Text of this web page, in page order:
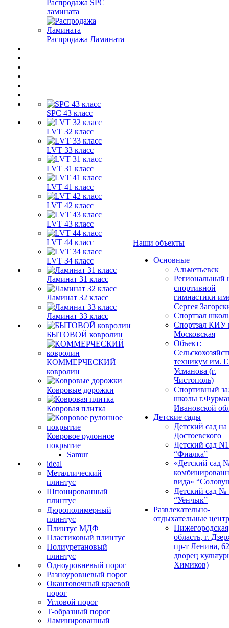
Распродажа SPC
ламината
Распродажа Ламината
SPC 43 класс
LVT 32 класс
LVT 33 класс
LVT 31 класс
LVT 41 класс
LVT 42 класс
LVT 43 класс
LVT 44 класс
LVT 34 класс
Ламинат 31 класс
Ламинат 32 класс
Ламинат 33 класс
БЫТОВОЙ ковролин
КОММЕРЧЕСКИЙ
ковролин
Ковровые дорожки
Ковровая плитка
Ковровое рулонное
покрытие
Samur
ideal
Металлический
плинтус
Шпонированный
плинтус
Дюрополимерный
плинтус
Плинтус МДФ
Пластиковый плинтус
Полиуретановый
плинтус
Одноуровневый порог
Разноуровневый порог
Окантовочный краевой
порог
Угловой порог
Т-образный порог
Ламинированный
Наши объекты
Основные
Альметьевск
Региональный
спортивной
гимнастики
Сергея
Спортзал
Спортзал КИУ
Московская
Объект:
техникум им.
Усманова (г.
Чистополь)
Спортивный
школы
Ивановской
Детские сады
Детский сад на
Достоевского
Детский сад
“Фиалка”
«Детский сад
вида»
Детский сад №
“Уенчык”
Развлекательно-
отдыхательные
Нижегородская
область, г.
пр-т Ленина,
дворец
Химиков)